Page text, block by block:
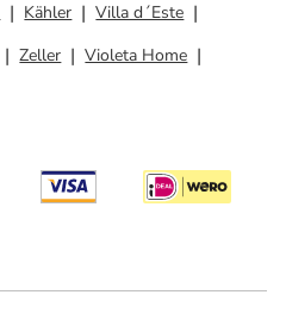
Kähler
Villa d´Este
Zeller
Violeta Home